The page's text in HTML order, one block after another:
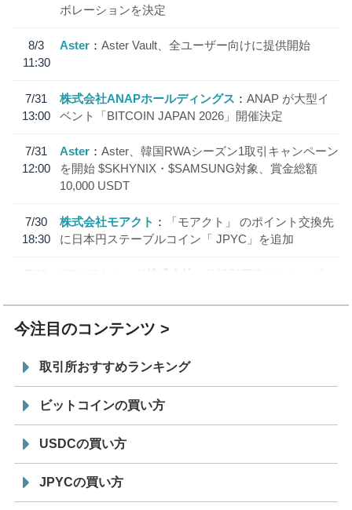
ボレーションを決定
8/3
11:30
Aster Aster Vault、全ユーザー向けに提供開始
7/31
13:00
株式会社ANAPホールディングス
ANAP が大型イ
ベント「BITCOIN JAPAN 2026」開催決定
7/31
12:00
Aster
Aster、韓国RWAシーズン1取引キャンペーン
を開始 $SKHYNIX・$SAMSUNG対象、賞金総額
10,000 USDT
7/30
18:30
株式会社モアクト
「モアクト」 のポイント交換先
に日本円ステーブルコイン「 JPYC」を追加
7/29
SBI VCトレード株式会社
信託型円建てステーブル
今注目のコンテンツ
取引所おすすめランキング
ビットコインの買い方
USDCの買い方
JPYCの買い方